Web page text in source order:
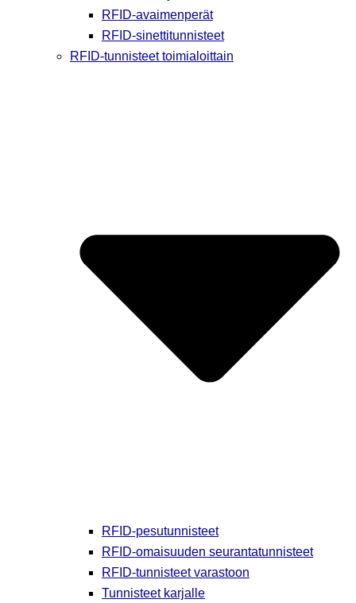
RFID-avaimenperät
RFID-sinettitunnisteet
RFID-tunnisteet toimialoittain
RFID-pesutunnisteet
RFID-omaisuuden seurantatunnisteet
RFID-tunnisteet varastoon
Tunnisteet karjalle